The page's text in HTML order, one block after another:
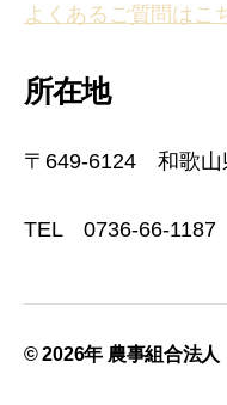
よくあるご質問はこ
所在地
〒649-6124 和歌山
TEL 0736-66-
© 2026年 農事組合法